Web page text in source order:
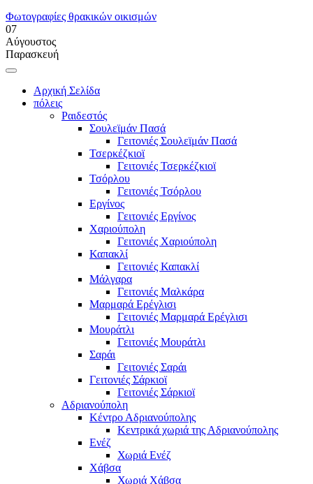
Φωτογραφίες θρακικών οικισμών
07
Αύγουστος
Παρασκευή
Αρχική Σελίδα
πόλεις
Ραιδεστός
Σουλεϊμάν Πασά
Γειτονιές Σουλεϊμάν Πασά
Τσερκέζκιοϊ
Γειτονιές Τσερκέζκιοϊ
Τσόρλου
Γειτονιές Τσόρλου
Εργίνος
Γειτονιές Εργίνος
Χαριούπολη
Γειτονιές Χαριούπολη
Καπακλί
Γειτονιές Καπακλί
Μάλγαρα
Γειτονιές Μαλκάρα
Μαρμαρά Ερέγλισι
Γειτονιές Μαρμαρά Ερέγλισι
Μουράτλι
Γειτονιές Μουράτλι
Σαράι
Γειτονιές Σαράι
Γειτονιές Σάρκιοϊ
Γειτονιές Σάρκιοϊ
Αδριανούπολη
Κέντρο Αδριανούπολης
Κεντρικά χωριά της Αδριανούπολης
Ενέζ
Χωριά Ενέζ
Χάβσα
Χωριά Χάβσα